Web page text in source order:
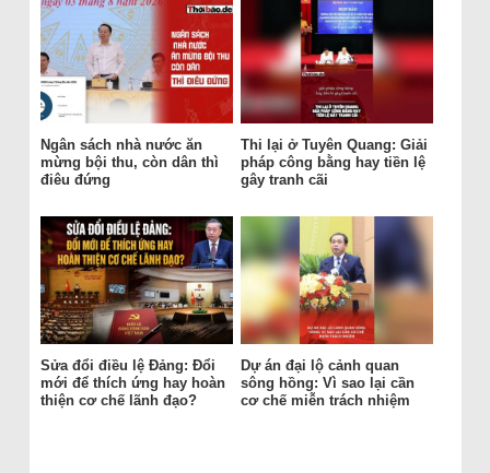
Ngân sách nhà nước ăn
mừng bội thu, còn dân thì
điêu đứng
Thi lại ở Tuyên Quang: Giải
pháp công bằng hay tiền lệ
gây tranh cãi
Sửa đổi điều lệ Đảng: Đổi
mới để thích ứng hay hoàn
thiện cơ chế lãnh đạo?
Dự án đại lộ cảnh quan
sông hồng: Vì sao lại cần
cơ chế miễn trách nhiệm